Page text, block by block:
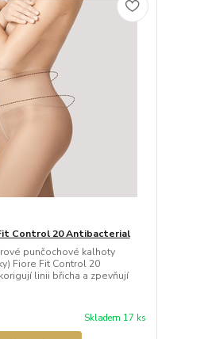
Control 20 Antibacterial
punčochové kalhoty
Fiore Fit Control 20
linii břicha a zpevňují
Skladem 17 ks